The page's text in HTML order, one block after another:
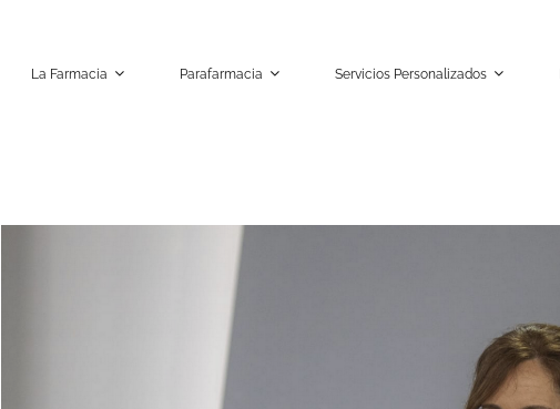
La Farmacia Parafarmacia Servicios Personalizados